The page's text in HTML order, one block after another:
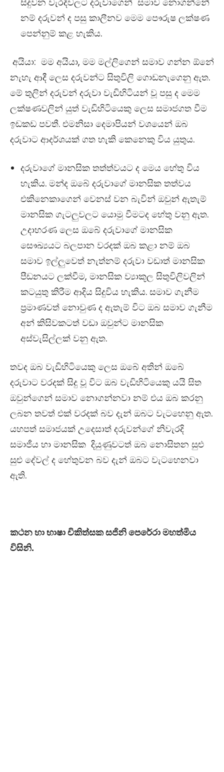
නම් දරුවන් ද පසු කාලීනව මෙම පෞරුෂ ලක්ෂණ
පෙන්නුම් කළ හැකිය.
අයියා: මම අයියා, මම මල්ලිගෙන් සමාව ගන්න ඕනේ
නැහැ ආදී ලෙස දරුවන්ට සිතුවිලි ගොඩනැගෙනු ඇත.
මේ තුලින් දරුවන් දරුවා වැඩිහිටියන් වූ පසු ද මෙම
ලක්ෂණවලින් යුත් වැඩිහිටියෙකු ලෙස සමාජගත වීම
ඉඩකඩ පවතී. එමනිසා දෙමාපියන් වශයෙන් ඔබ
දරුවාට ආදර්ශයක් ගත හැකි කෙනෙකු විය යුතුය.
දරුවාගේ මානසික තත්ත්වයට ද මෙය හේතු විය
හැකිය. මන්ද ඔබේ දරුවාගේ මානසික තත්වය
එකිනෙකාගෙන් වෙනස් වන බැවින් ඔවුන් ඇතැම්
මානසික ගැටලුවලට යොමු වීමටද හේතු වනු ඇත.
උදාහරණ ලෙස ඔබේ දරුවාගේ මානසික
සෞඛ්‍යයට බලපාන වරදක් ඔබ කළා නම් ඔබ
සමාව ඉල්ලුවෙත් නැත්නම් දරුවා වඩාත් මානසික
පීඩනයට ලක්වීම, මානසික ව්‍යාකූල සිතුවිලිවලින්
කටයුතු කිරීම ආදිය සිදුවිය හැකිය. සමාව ගැනීම
ප්‍රමාණවත් නොවුණ ද ඇතැම් විට ඔබ සමාව ගැනීම
අන් කිසිවකටත් වඩා ඔවුන්ට මානසික
අස්වැසිල්ලක් වනු ඇත.
තවද ඔබ වැඩිහිටියෙකු ලෙස ඔබේ අතින් ඔබේ
දරුවාට වරදක් සිදු වූ විට ඔබ වැඩිහිටියෙකු යයි සිත
ඔවුන්ගෙන් සමාව නොගන්නවා නම් එය ඔබ කරනු
ලබන තවත් එක් වරදක් බව දැන් ඔබට වැටහෙනු ඇත.
යහපත් සමාජයක් උදෙසාත් දරුවන්ගේ නිවැරදි
සමාජීය හා මානසික දියුණුවටත් ඔබ නොසිතන සුළු
සුළු දේවල් ද හේතුවන බව දැන් ඔබට වැටහෙනවා
ඇති.
කථන හා භාෂා චිකිත්සක සජිනි පෙරේරා මහත්මිය
විසිනි.